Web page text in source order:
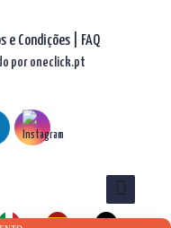
e Condições FAQ
poroneclick.pt